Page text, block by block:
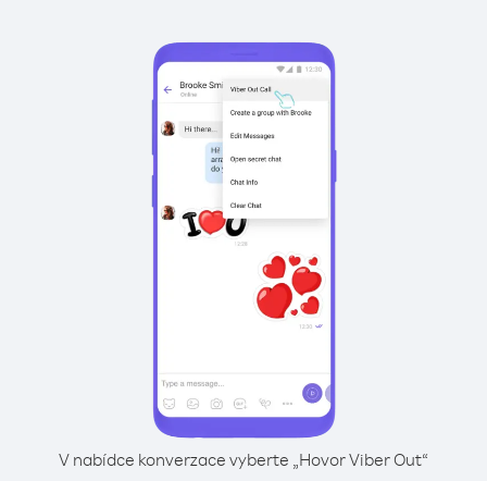
V nabídce konverzace vyberte „Hovor Viber Out“